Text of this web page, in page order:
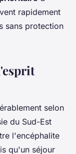
rapidement
sans protection
selon
du Sud-Est
l'encéphalite
qu'un séjour